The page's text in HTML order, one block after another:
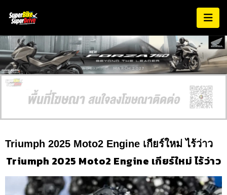
AD EXPIRES: MARCH 2027
Triumph 2025 Moto2 Engine เกียร์ใหม่ ไร้ว่าว
Triumph 2025 Moto2 Engine เกียร์ใหม่ ไร้ว่าว